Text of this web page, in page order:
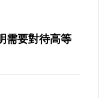
需要對待高等